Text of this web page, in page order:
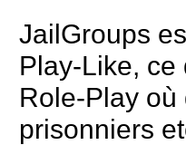
JailGroups
Play-Like,
Role-Play
prisonniers